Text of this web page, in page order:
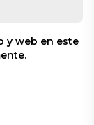
y web en este